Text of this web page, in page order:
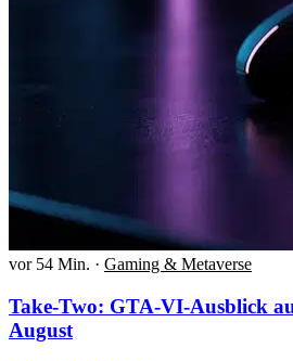
vor 54 Min. · Gaming & Metaverse
Take-Two: GTA-VI-Ausblick
August